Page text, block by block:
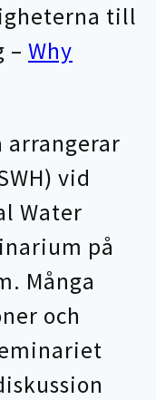
till
– Why
arrangerar
vid
Water
på
Många
och